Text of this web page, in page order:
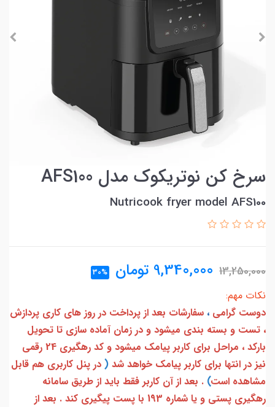
سرخ کن نوتریکوک مدل AFS100
Nutricook fryer model AFS100
13,250,000
9,340,000 تومان 30%
نکات مهم:
دوست گرامی ، سفارشات بعد از پرداخت در روز های کاری پردازش
، تست و بسته بندی میشود و در زمان آماده سازی تا تحویل
بارکد ، مراحل برای کاربر پیامک میشود و کد رهگیری 24 رقمی
نیز در انتها برای کاربر پیامک خواهد شد ( در پنل کاربری هم قابل
مشاهده است) . بعد از آن کاربر فقط باید از طریق سامانه
رهگیری پستی و یا شماره 193 با پست پیگیری کند . بعد از